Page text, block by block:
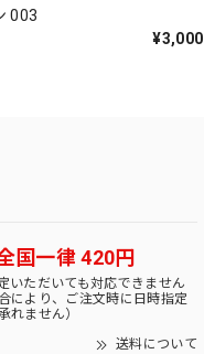
003
¥3,000
国一律 420円
いただいても対応できません
により、ご注文時に日時指定
れません）
送料について